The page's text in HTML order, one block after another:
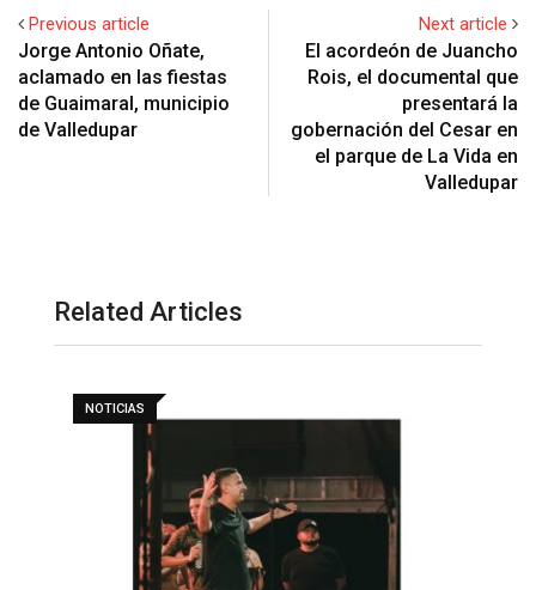
Previous article
Jorge Antonio Oñate,
aclamado en las fiestas
de Guaimaral, municipio
de Valledupar
Next article
El acordeón de Juancho
Rois, el documental que
presentará la
gobernación del Cesar en
el parque de La Vida en
Valledupar
Related Articles
NOTICIAS